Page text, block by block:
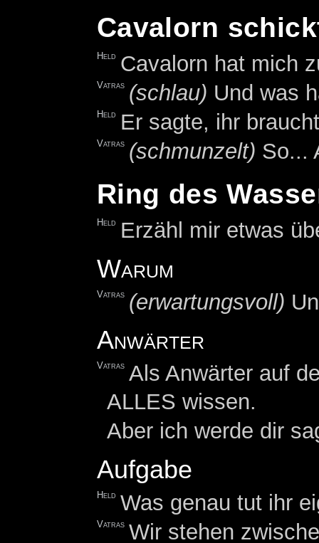
Cavalorn
Held Cavalorn hat mich
Vatras (schlau) Und was
Held Er sagte, ihr
Vatras (schmunzelt) So...
Ring des
Held Erzähl mir etwas
Warum
Vatras (erwartungsvoll)
Anwärter
Vatras Als Anwärter auf
ALLES wissen.
Aber ich werde dir
Aufgabe
Held Was genau tut ihr
Vatras Wir stehen